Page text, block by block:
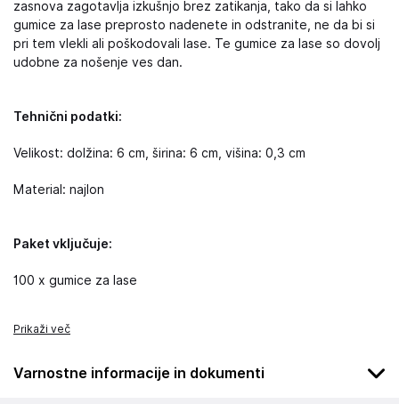
zasnova zagotavlja izkušnjo brez zatikanja, tako da si lahko
gumice za lase preprosto nadenete in odstranite, ne da bi si
pri tem vlekli ali poškodovali lase. Te gumice za lase so dovolj
udobne za nošenje ves dan.
Tehnični podatki:
Velikost: dolžina: 6 cm, širina: 6 cm, višina: 0,3 cm
Material: najlon
Paket vključuje:
100 x gumice za lase
Prikaži več
Varnostne informacije in dokumenti